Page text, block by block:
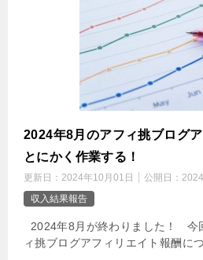
2024年8月のアフィ挑ブログ
とにかく作業する！
更新日： 2024年10月01日 公開日：
収入結果報告
2024年8月が終わりました！ 今
ィ挑ブログアフィリエイト報酬に